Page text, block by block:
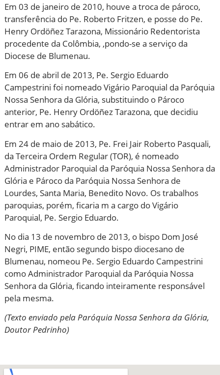
Em 03 de janeiro de 2010, houve a troca de pároco,
transferência do Pe. Roberto Fritzen, e posse do Pe.
Henry Ordöñez Tarazona, Missionário Redentorista
procedente da Colômbia, ,pondo-se a serviço da
Diocese de Blumenau.
Em 06 de abril de 2013, Pe. Sergio Eduardo
Campestrini foi nomeado Vigário Paroquial da Paróquia
Nossa Senhora da Glória, substituindo o Pároco
anterior, Pe. Henry Ordöñez Tarazona, que decidiu
entrar em ano sabático.
Em 24 de maio de 2013, Pe. Frei Jair Roberto Pasquali,
da Terceira Ordem Regular (TOR), é nomeado
Administrador Paroquial da Paróquia Nossa Senhora da
Glória e Pároco da Paróquia Nossa Senhora de
Lourdes, Santa Maria, Benedito Novo. Os trabalhos
paroquias, porém, ficaria m a cargo do Vigário
Paroquial, Pe. Sergio Eduardo.
No dia 13 de novembro de 2013, o bispo Dom José
Negri, PIME, então segundo bispo diocesano de
Blumenau, nomeou Pe. Sergio Eduardo Campestrini
como Administrador Paroquial da Paróquia Nossa
Senhora da Glória, ficando inteiramente responsável
pela mesma.
(Texto enviado pela Paróquia Nossa Senhora da Glória,
Doutor Pedrinho)